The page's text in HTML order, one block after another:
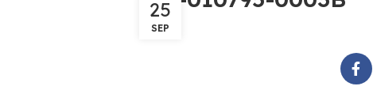
25
SEP